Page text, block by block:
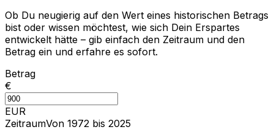
Ob Du neugierig auf den Wert eines historischen Betrags
bist oder wissen möchtest, wie sich Dein Erspartes
entwickelt hätte – gib einfach den Zeitraum und den
Betrag ein und erfahre es sofort.
Betrag
€
EUR
ZeitraumVon 1972 bis 2025